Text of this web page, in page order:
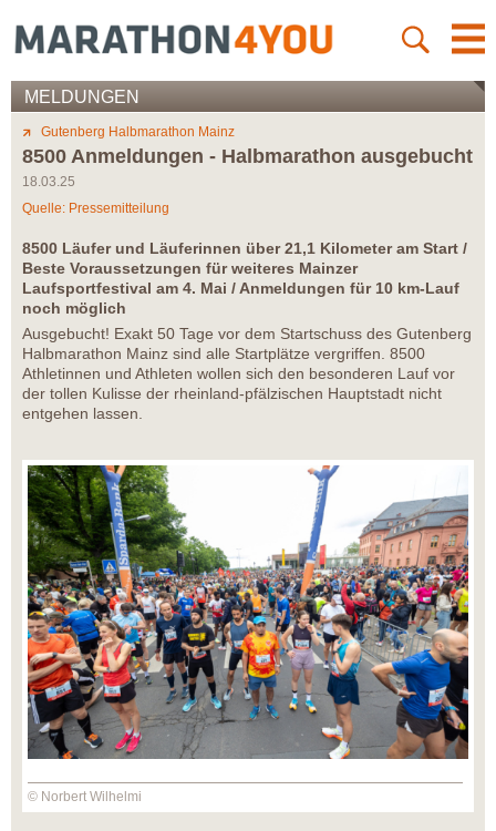
MELDUNGEN
Gutenberg Halbmarathon Mainz
8500 Anmeldungen - Halbmarathon ausgebucht
18.03.25
Quelle: Pressemitteilung
8500 Läufer und Läuferinnen über 21,1 Kilometer am Start /
Beste Voraussetzungen für weiteres Mainzer
Laufsportfestival am 4. Mai / Anmeldungen für 10 km-Lauf
noch möglich
Ausgebucht! Exakt 50 Tage vor dem Startschuss des Gutenberg
Halbmarathon Mainz sind alle Startplätze vergriffen. 8500
Athletinnen und Athleten wollen sich den besonderen Lauf vor
der tollen Kulisse der rheinland-pfälzischen Hauptstadt nicht
entgehen lassen.
© Norbert Wilhelmi